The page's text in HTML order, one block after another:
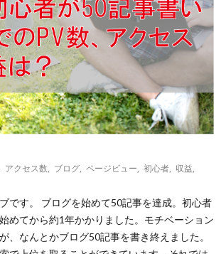
営
ポ
イ
シ
リ
ロ
ィ
アクセス数 ブログ ページビュー 初心者 収益
です。 ブログを始めて50記事を達成。初心者
めてから約1年かかりました。モチベーション
、なんとかブログ50記事を書き終えました。